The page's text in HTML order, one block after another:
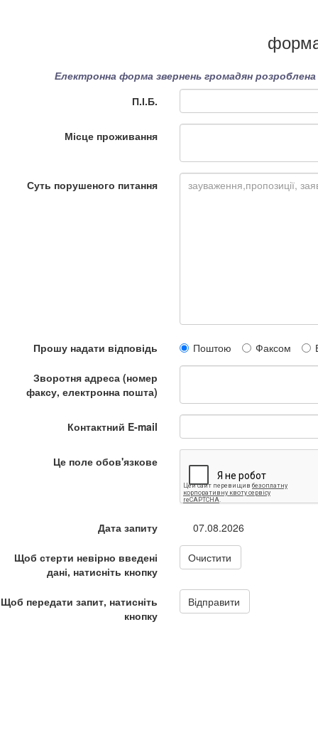
Електронна форма звернень громадян розроблена
П.І.Б.
Місце проживання
Суть порушеного питання
Прошу надати відповідь Поштою Факсом
Зворотня адреса (номер
факсу, електронна пошта)
Контактний E-mail
Це поле обов'язкове
Дата запиту 07.08.2026
Щоб стерти невірно введені
дані, натисніть кнопку
Очистити
Щоб передати запит, натисніть
кнопку
Відправити